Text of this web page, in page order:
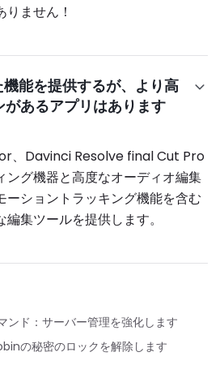
ません！
能を提供するが、より高
があるアプリはあります
、Davinci Resolve final Cut Pro
ング機器と高度なオーディオ編集
ーショントラッキング機能を含む
集ツールを提供します。
ド：サーバー管理を強化します
の秘密のロックを解除します